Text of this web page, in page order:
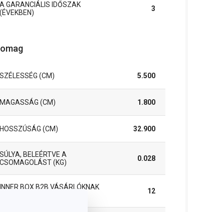
A GARANCIÁLIS IDŐSZAK
(ÉVEKBEN)
3
SZÉLESSÉG (CM) 5.500
MAGASSÁG (CM) 1.800
HOSSZÚSÁG (CM) 32.900
SÚLYA, BELEÉRTVE A
CSOMAGOLÁST (KG)
0.028
INNER BOX B2B VÁSÁRLÓKNAK
12